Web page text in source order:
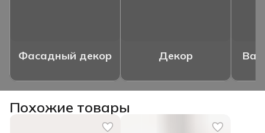
Фасадный декор Декор
Похожие товары